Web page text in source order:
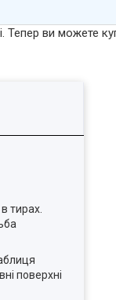
Тепер ви можете
тирах.
поверхні